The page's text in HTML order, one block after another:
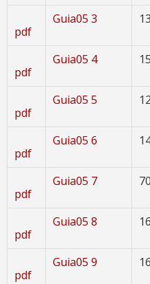
pdf
Guia05 3
pdf
Guia05 4
pdf
Guia05 5
pdf
Guia05 6
pdf
Guia05 7
pdf
Guia05 8
pdf
Guia05 9